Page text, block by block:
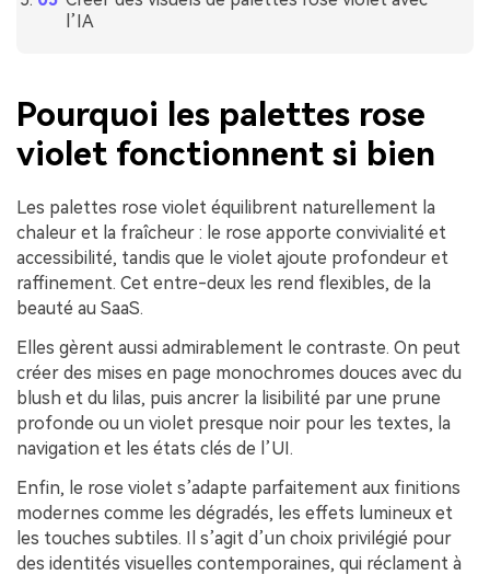
l’IA
Pourquoi les palettes rose
violet fonctionnent si bien
Les palettes rose violet équilibrent naturellement la
chaleur et la fraîcheur : le rose apporte convivialité et
accessibilité, tandis que le violet ajoute profondeur et
raffinement. Cet entre-deux les rend flexibles, de la
beauté au SaaS.
Elles gèrent aussi admirablement le contraste. On peut
créer des mises en page monochromes douces avec du
blush et du lilas, puis ancrer la lisibilité par une prune
profonde ou un violet presque noir pour les textes, la
navigation et les états clés de l’UI.
Enfin, le rose violet s’adapte parfaitement aux finitions
modernes comme les dégradés, les effets lumineux et
les touches subtiles. Il s’agit d’un choix privilégié pour
des identités visuelles contemporaines, qui réclament à